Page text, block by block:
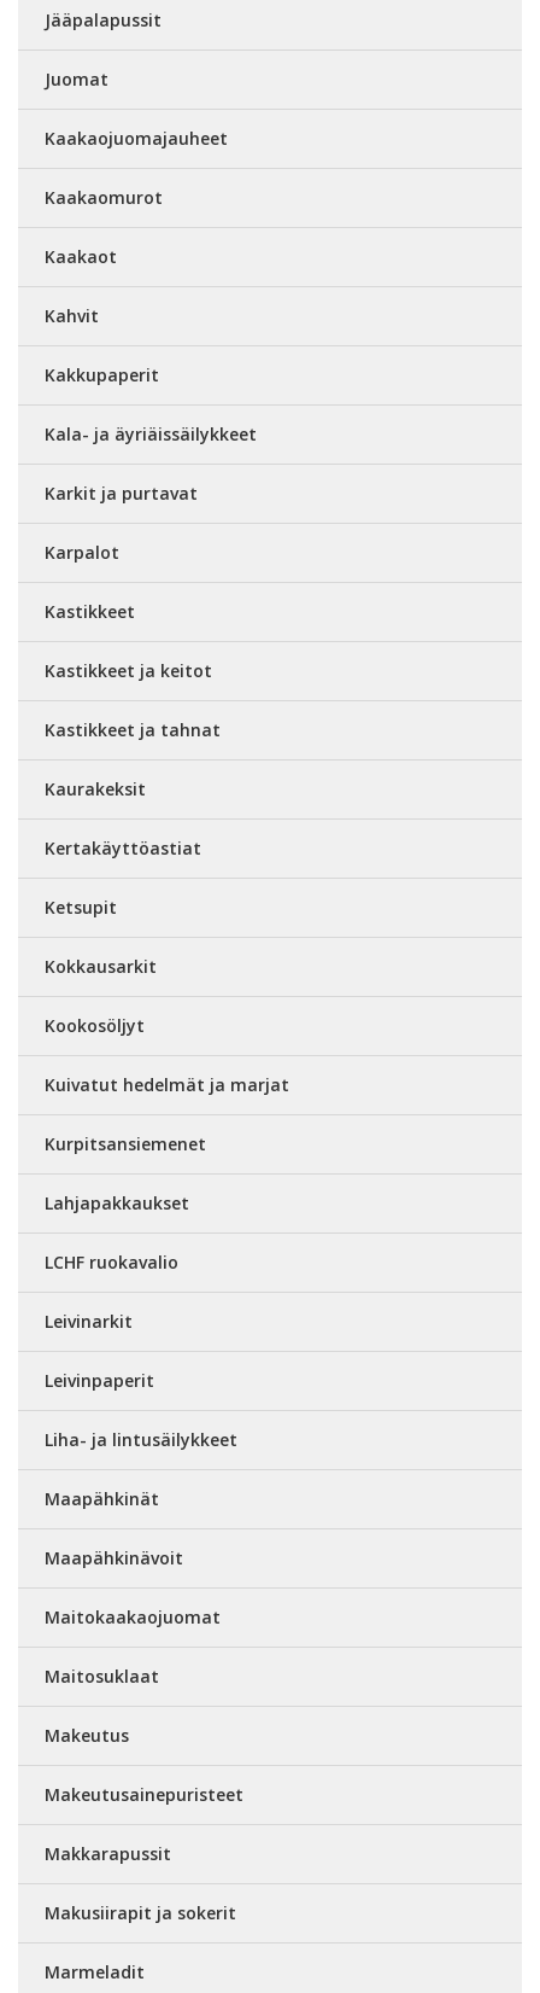
Jääpalapussit
Juomat
Kaakaojuomajauheet
Kaakaomurot
Kaakaot
Kahvit
Kakkupaperit
Kala- ja äyriäissäilykkeet
Karkit ja purtavat
Karpalot
Kastikkeet
Kastikkeet ja keitot
Kastikkeet ja tahnat
Kaurakeksit
Kertakäyttöastiat
Ketsupit
Kokkausarkit
Kookosöljyt
Kuivatut hedelmät ja marjat
Kurpitsansiemenet
Lahjapakkaukset
LCHF ruokavalio
Leivinarkit
Leivinpaperit
Liha- ja lintusäilykkeet
Maapähkinät
Maapähkinävoit
Maitokaakaojuomat
Maitosuklaat
Makeutus
Makeutusainepuristeet
Makkarapussit
Makusiirapit ja sokerit
Marmeladit